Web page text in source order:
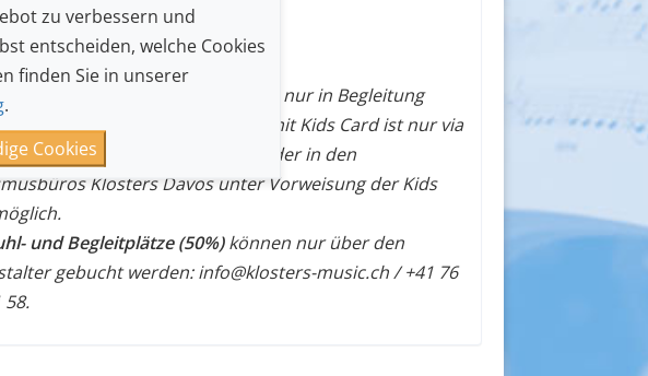
ohne Pause, Dauer: 80 Minuten
freier Eintritt (unter 12 Jahren nur in Begleitung
Ticketreservation mit Kids Card ist nur via
(info@klosters-music.ch) oder in den
Klosters Davos unter Vorweisung der Kids
und Begleitplätze (50%)können nur über den
gebucht werden: info@klosters-music.ch / +41 76
58.
zu verbessern und
entscheiden, welche Cookies
finden Sie in unserer
.
Cookies